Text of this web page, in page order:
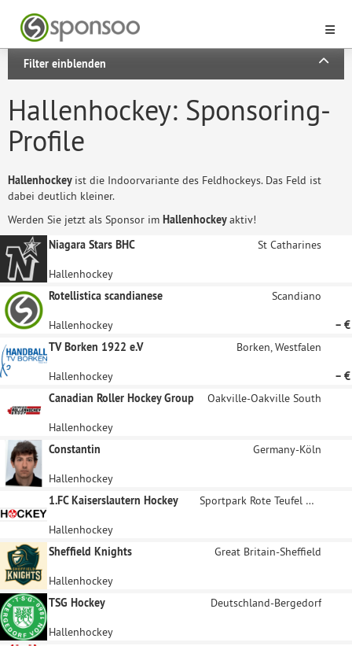
Filter einblenden
Hallenhockey: Sponsoring-
Profile
Hallenhockey ist die Indoorvariante des Feldhockeys. Das Feld ist
dabei deutlich kleiner.
Werden Sie jetzt als Sponsor im Hallenhockeyaktiv!
Niagara Stars BHC
St Catharines
Hallenhockey
Rotellistica scandianese
Scandiano
Hallenhockey
– €
TV Borken 1922 e.V
Borken, Westfalen
Hallenhockey
– €
Canadian Roller Hockey Group
Oakville-Oakville South
Hallenhockey
Constantin
Germany-Köln
Hallenhockey
1.FC Kaiserslautern Hockey
Sportpark Rote Teufel Mehlingen
Hallenhockey
Sheffield Knights
Great Britain-Sheffield
Hallenhockey
TSG Hockey
Deutschland-Bergedorf
Hallenhockey